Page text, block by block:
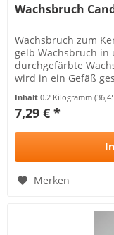
Wachsbruch
Wachsbruch zum
gelb Wachsbruch
durchgefärbte
wird in ein Gefäß
Inhalt0.2 Kilogramm
7,29 € *
Merken